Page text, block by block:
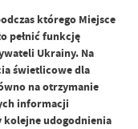
którego Miejsce
pełnić funkcję
Ukrainy. Na
świetlicowe dla
na otrzymanie
informacji
udogodnienia